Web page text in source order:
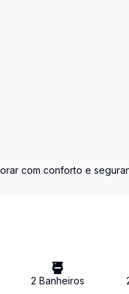
com conforto e
2 Banheiros